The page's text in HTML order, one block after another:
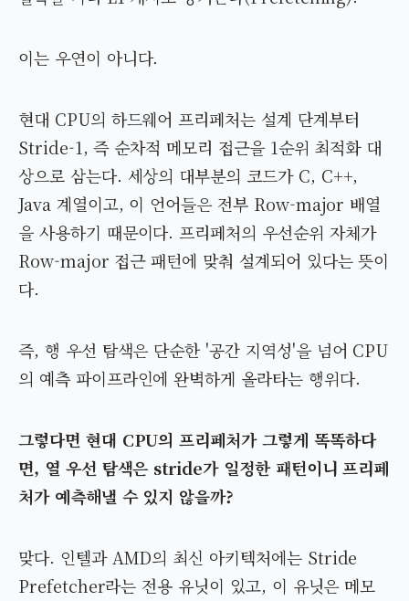
이는 우연이 아니다.
현대 CPU의 하드웨어 프리페처는 설계 단계부터
Stride-1, 즉 순차적 메모리 접근을 1순위 최적화 대
상으로 삼는다. 세상의 대부분의 코드가 C, C++,
Java 계열이고, 이 언어들은 전부 Row-major 배열
을 사용하기 때문이다. 프리페처의 우선순위 자체가
Row-major 접근 패턴에 맞춰 설계되어 있다는 뜻이
다.
즉, 행 우선 탐색은 단순한 '공간 지역성'을 넘어 CPU
의 예측 파이프라인에 완벽하게 올라타는 행위다.
그렇다면 현대 CPU의 프리페처가 그렇게 똑똑하다
면, 열 우선 탐색은 stride가 일정한 패턴이니 프리페
처가 예측해낼 수 있지 않을까?
맞다. 인텔과 AMD의 최신 아키텍처에는 Stride
Prefetcher라는 전용 유닛이 있고, 이 유닛은 메모